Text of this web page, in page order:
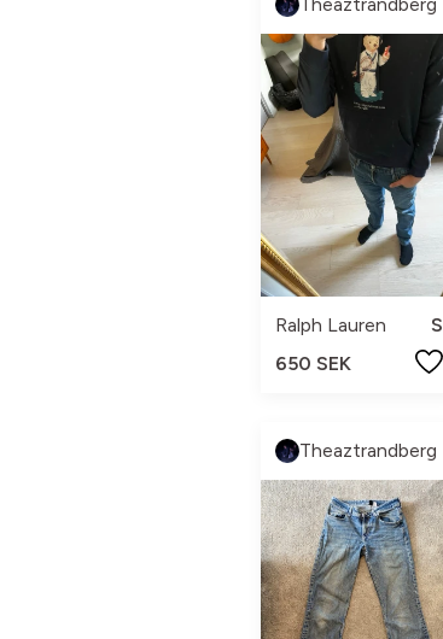
Ralph Lauren
S
650 SEK
Theaztrandberg